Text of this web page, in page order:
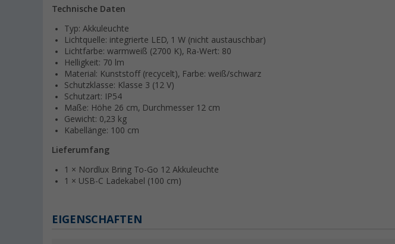
Technische Daten
Typ: Akkuleuchte
Lichtquelle: integrierte LED, 1 W (nicht austauschbar)
Lichtfarbe: warmweiß (2700 K), Ra-Wert: 80
Helligkeit: 70 lm
Material: Kunststoff (recycelt), Farbe: weiß/schwarz
Schutzklasse: Klasse 3 (12 V)
Schutzart: IP54
Maße: Höhe 26 cm, Durchmesser 12 cm
Gewicht: 0,23 kg
Kabellänge: 100 cm
Lieferumfang
1 × Nordlux Bring To-Go 12 Akkuleuchte
1 × USB-C Ladekabel (100 cm)
EIGENSCHAFTEN